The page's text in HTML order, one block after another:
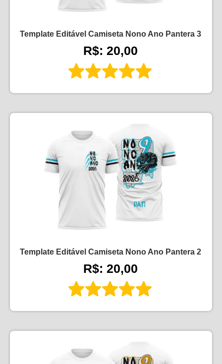
Template Editável Camiseta Nono Ano Pantera 3
R$: 20,00
Template Editável Camiseta Nono Ano Pantera 2
R$: 20,00